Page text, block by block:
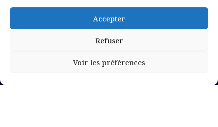
Accepter
Refuser
Voir les préférences